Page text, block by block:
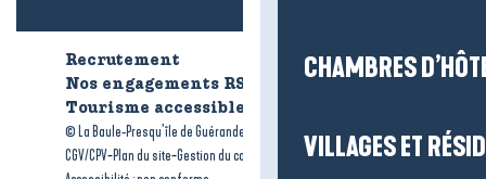
CHAMBRES
VILLAGES ET
Recrutement
Qui sommes-nous ?
Nos engagements RSE
Tourisme accessible
© La Baule-Presqu’île de Guérande tourisme Mentions légales-
CGV/CPV-Plan du site-Gestion du consentement -